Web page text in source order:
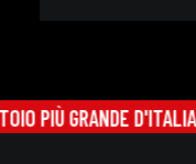
PIÙ GRANDE D'ITALIA